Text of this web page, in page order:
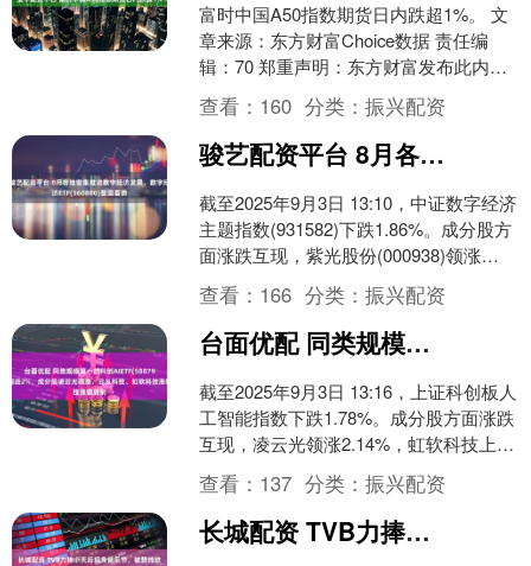
富时中国A50指数期货日内跌超1%。 文
章来源：东方财富Choice数据 责任编
辑：70 郑重声明：东方财富发布此内容
旨在传播更多信息，与本站立场无关，
不构成投....
查看： 160 分类：振兴配资
骏艺配资平台 8月各地密集推进数字经济发展，数字经济ETF(560800)整固蓄势
截至2025年9月3日 13:10，中证数字经济
主题指数(931582)下跌1.86%。成分股方
面涨跌互现，紫光股份(000938)领涨
5.36%，均胜电子(6....
查看： 166 分类：振兴配资
台面优配 同类规模第一的科创AIETF(588790)回调近2%，成分股凌云光领涨，云从科技、虹软科技涨幅居前
截至2025年9月3日 13:16，上证科创板人
工智能指数下跌1.78%。成分股方面涨跌
互现，凌云光领涨2.14%，虹软科技上涨
1.98%，云从科技上涨1.84....
查看： 137 分类：振兴配资
长城配资 TVB力捧小天后现身音乐节，被赞纯欲系天花板，将去美国读书四年